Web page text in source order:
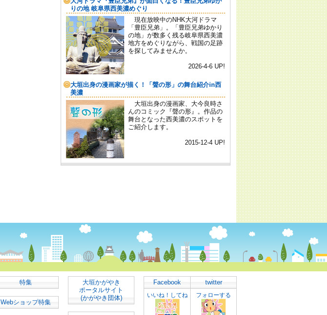
特集
Webショップ特集
大垣かがやき
ポータルサイト
(かがやき団体)
Facebook
いいね！してね
twitter
フォローする